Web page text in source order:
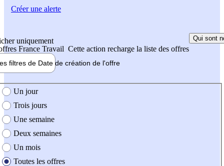
uniquement
France Travail Cette action recharge la liste des offres
Qui sont
filtres de Date de création de l'offre
création de l'offre
Un jour
Trois jours
Une semaine
Deux semaines
Un mois
Toutes les offres
Créer une alerte